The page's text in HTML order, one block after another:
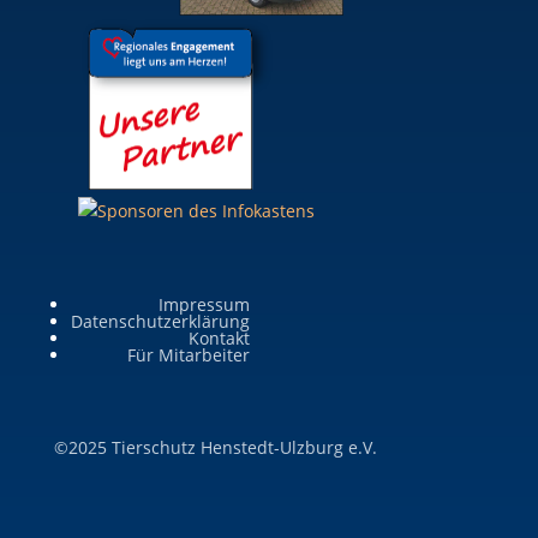
Impressum
Datenschutzerklärung
Kontakt
Für Mitarbeiter
©2025 Tierschutz Henstedt-Ulzburg e.V.